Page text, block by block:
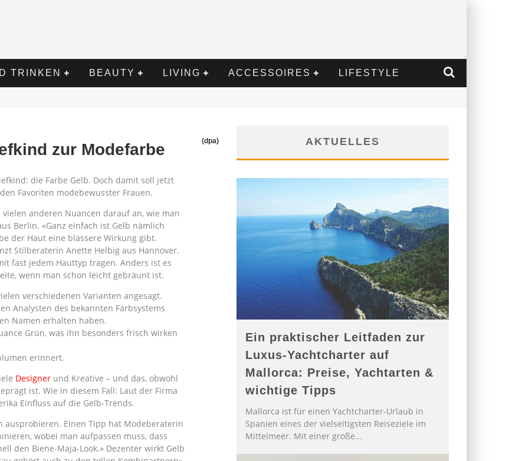
TRINKEN BEAUTY LIVING ACCESSOIRES LIFESTYLE
zur Modefarbe (dpa)
die Farbe Gelb. Doch damit soll jetzt
Favoriten modebewusster Frauen.
anderen Nuancen darauf an, wie man
Berlin. «Ganz einfach ist Gelb nämlich
der Haut eine blassere Wirkung gibt.
Stilberaterin Anette Helbig aus Hannover.
fast jedem Hauttyp tragen. Anders ist es
wenn man schon leicht gebräunt ist.
verschiedenen Varianten angesagt.
Analysten des bekannten Farbsystems
Namen erhalten haben.
Grün, was ihn besonders frisch wirken
erinnert.
Designer und Kreative – und das, obwohl
ist. Wie in diesem Fall: Laut der Firma
Einfluss auf die Gelb-Trends.
ausprobieren. Einen Tipp hat Modeberaterin
wobei man aufpassen muss, dass
den Biene-Maja-Look.» Dezenter wirkt Gelb
AKTUELLES
Ein praktischer Leitfaden zur
Luxus-Yachtcharter auf
Mallorca: Preise, Yachtarten &
wichtige Tipps
Mallorca ist für einen Yachtcharter-Urlaub in
Spanien eines der vielseitigsten Reiseziele im
Mittelmeer. Mit einer große...